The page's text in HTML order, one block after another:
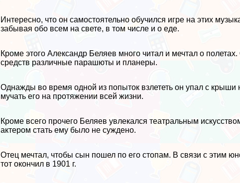
Интересно, что он самостоятельно обучился игре на этих
забывая обо всем на свете, в том числе и о еде.
Кроме этого Александр Беляев много читал и мечтал о
средств различные парашюты и планеры.
Однажды во время одной из попыток взлететь он упал с крыши
мучать его на протяжении всей жизни.
Кроме всего прочего Беляев увлекался театральным
актером стать ему было не суждено.
Отец мечтал, чтобы сын пошел по его стопам. В связи с этим
тот окончил в 1901 г.